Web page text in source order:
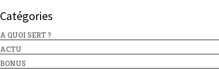
Catégories
A QUOI SERT ?
ACTU
BONUS